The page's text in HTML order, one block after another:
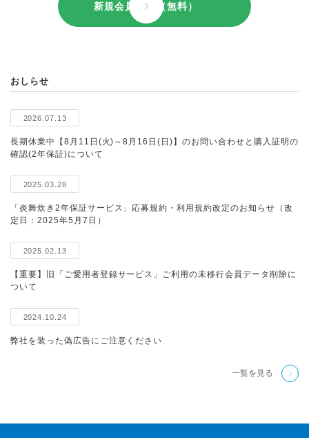
新規会員登録（無料）
おしらせ
2026.07.13
長期休業中【8月11日(火)～8月16日(日)】のお問い合わせと購入証明の
確認(2年保証)について
2025.03.28
「炎舞炊き2年保証サービス」応募規約・利用規約改定のお知らせ（改
定日：2025年5月7日）
2025.02.13
【重要】旧「ご愛用者登録サービス」ご利用の未移行会員データ削除に
ついて
2024.10.24
弊社を装った偽広告にご注意ください
一覧を見る